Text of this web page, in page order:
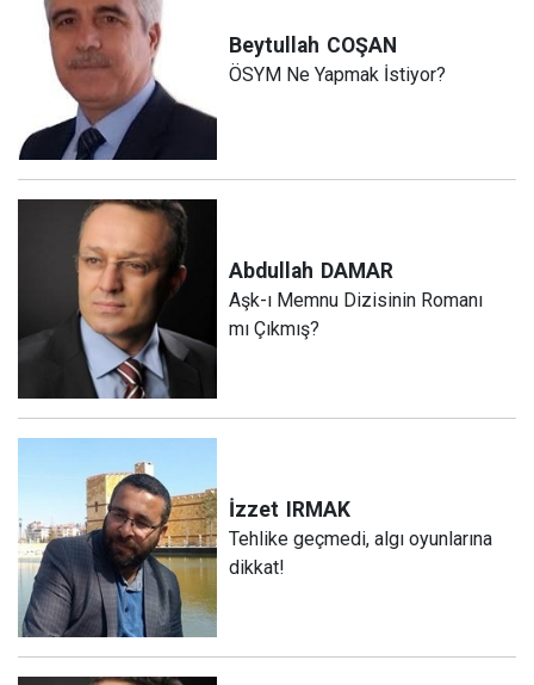
Beytullah COŞAN
ÖSYM Ne Yapmak İstiyor?
Abdullah DAMAR
Aşk-ı Memnu Dizisinin Romanı
mı Çıkmış?
İzzet IRMAK
Tehlike geçmedi, algı oyunlarına
dikkat!